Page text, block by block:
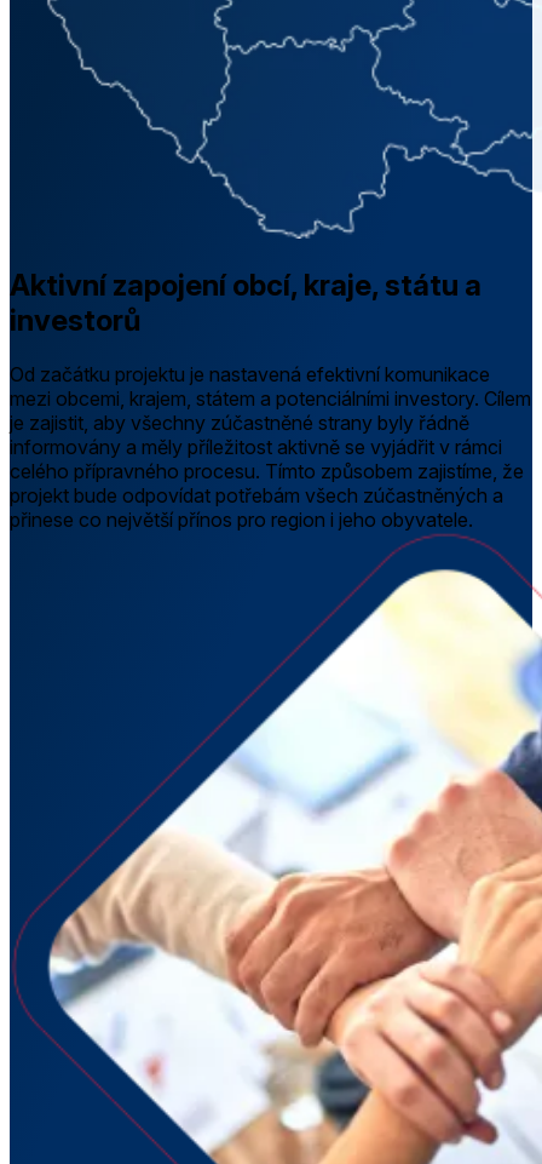
Aktivní zapojení obcí, kraje, státu a
investorů
Od začátku projektu je nastavená efektivní komunikace
mezi obcemi, krajem, státem a potenciálními investory. Cílem
je zajistit, aby všechny zúčastněné strany byly řádně
informovány a měly příležitost aktivně se vyjádřit v rámci
celého přípravného procesu. Tímto způsobem zajistíme, že
projekt bude odpovídat potřebám všech zúčastněných a
přinese co největší přínos pro region i jeho obyvatele.